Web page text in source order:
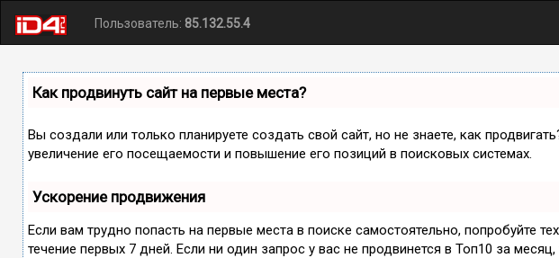
Пользователь: 85.132.55.4
Как продвинуть сайт на первые места?
Вы создали или только планируете создать свой сайт, но не знаете, как
увеличение его посещаемости и повышение его позиций в поисковых системах.
Ускорение продвижения
Если вам трудно попасть на первые места в поиске самостоятельно, попробуйте
течение первых 7 дней. Если ни один запрос у вас не продвинется в Топ10 за месяц,